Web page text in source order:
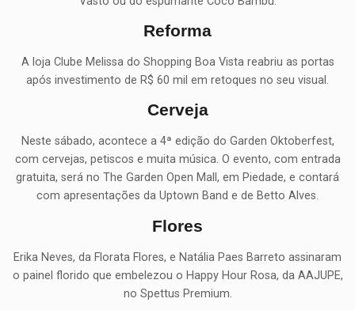
Reforma
A loja Clube Melissa do Shopping Boa Vista reabriu as portas
após investimento de R$ 60 mil em retoques no seu visual.
Cerveja
Neste sábado, acontece a 4ª edição do Garden Oktoberfest,
com cervejas, petiscos e muita música. O evento, com entrada
gratuita, será no The Garden Open Mall, em Piedade, e contará
com apresentações da Uptown Band e de Betto Alves.
Flores
Erika Neves, da Florata Flores, e Natália Paes Barreto assinaram
o painel florido que embelezou o Happy Hour Rosa, da AAJUPE,
no Spettus Premium.